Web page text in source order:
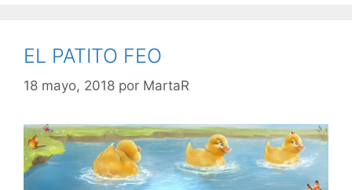
EL PATITO FEO
18 mayo, 2018 por MartaR